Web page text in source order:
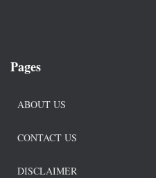
Pages
ABOUT US
CONTACT US
DISCLAIMER